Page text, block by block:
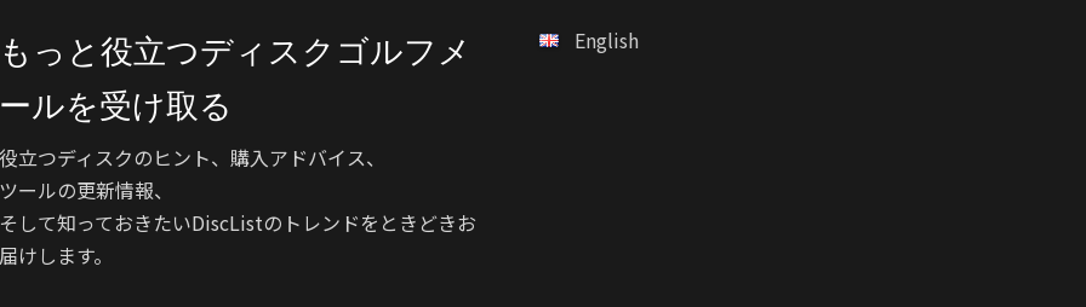
っと役立つディスクゴルフメ
ルを受け取る
立つディスクのヒント、購入アドバイス、
ールの更新情報、
して知っておきたいDiscListのトレンドをときどきお
けします。
English